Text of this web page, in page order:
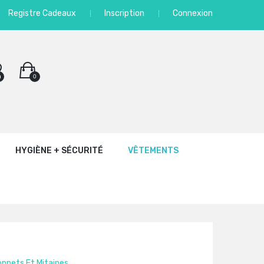
Registre Cadeaux Inscription Connexion
0
HYGIÈNE + SÉCURITÉ VÊTEMENTS